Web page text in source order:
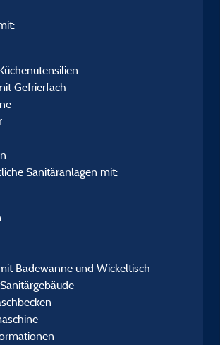
Gefrierfach
Sanitäranlagen mit:
Badewanne und Wickeltisch